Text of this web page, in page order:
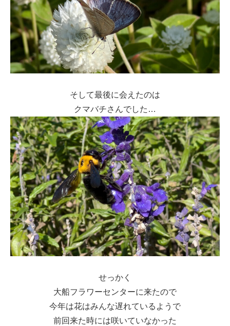
そして最後に会えたのは
クマバチさんでした…
せっかく
大船フラワーセンターに来たので
今年は花はみんな遅れているようで
前回来た時には咲いていなかった